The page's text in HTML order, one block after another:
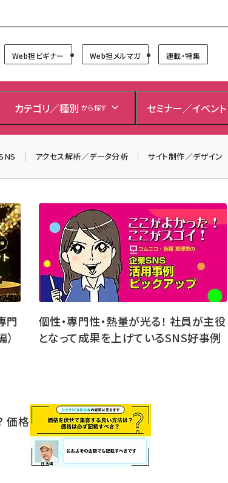
Web担ビギナー Web担メルマガ 連載・特集
カテゴリ／種別 から探す セミナー／イベント
アクセス解析／データ分析 サイト制作／デザイン
門
個性・専門性・熱量が光る！ 社員が主役
となって成果を上げているSNS好事例
価格
＼ 読者アンケートにご協力ください ／
▼アンケートページはこちらから▼